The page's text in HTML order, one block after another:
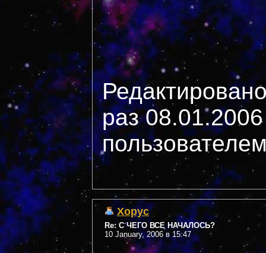
раз
Xopyc
Re: С ЧЕГО ВСЕ НАЧАЛОСЬ?
10 January, 2006 в 15:47